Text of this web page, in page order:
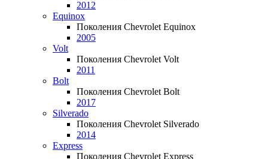
2012
Equinox
Поколения Chevrolet Equinox
2005
Volt
Поколения Chevrolet Volt
2011
Bolt
Поколения Chevrolet Bolt
2017
Silverado
Поколения Chevrolet Silverado
2014
Express
Поколения Chevrolet Express